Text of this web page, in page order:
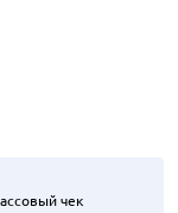
чек